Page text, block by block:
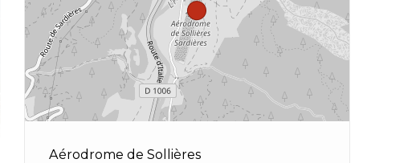
Aérodrome de Sollières